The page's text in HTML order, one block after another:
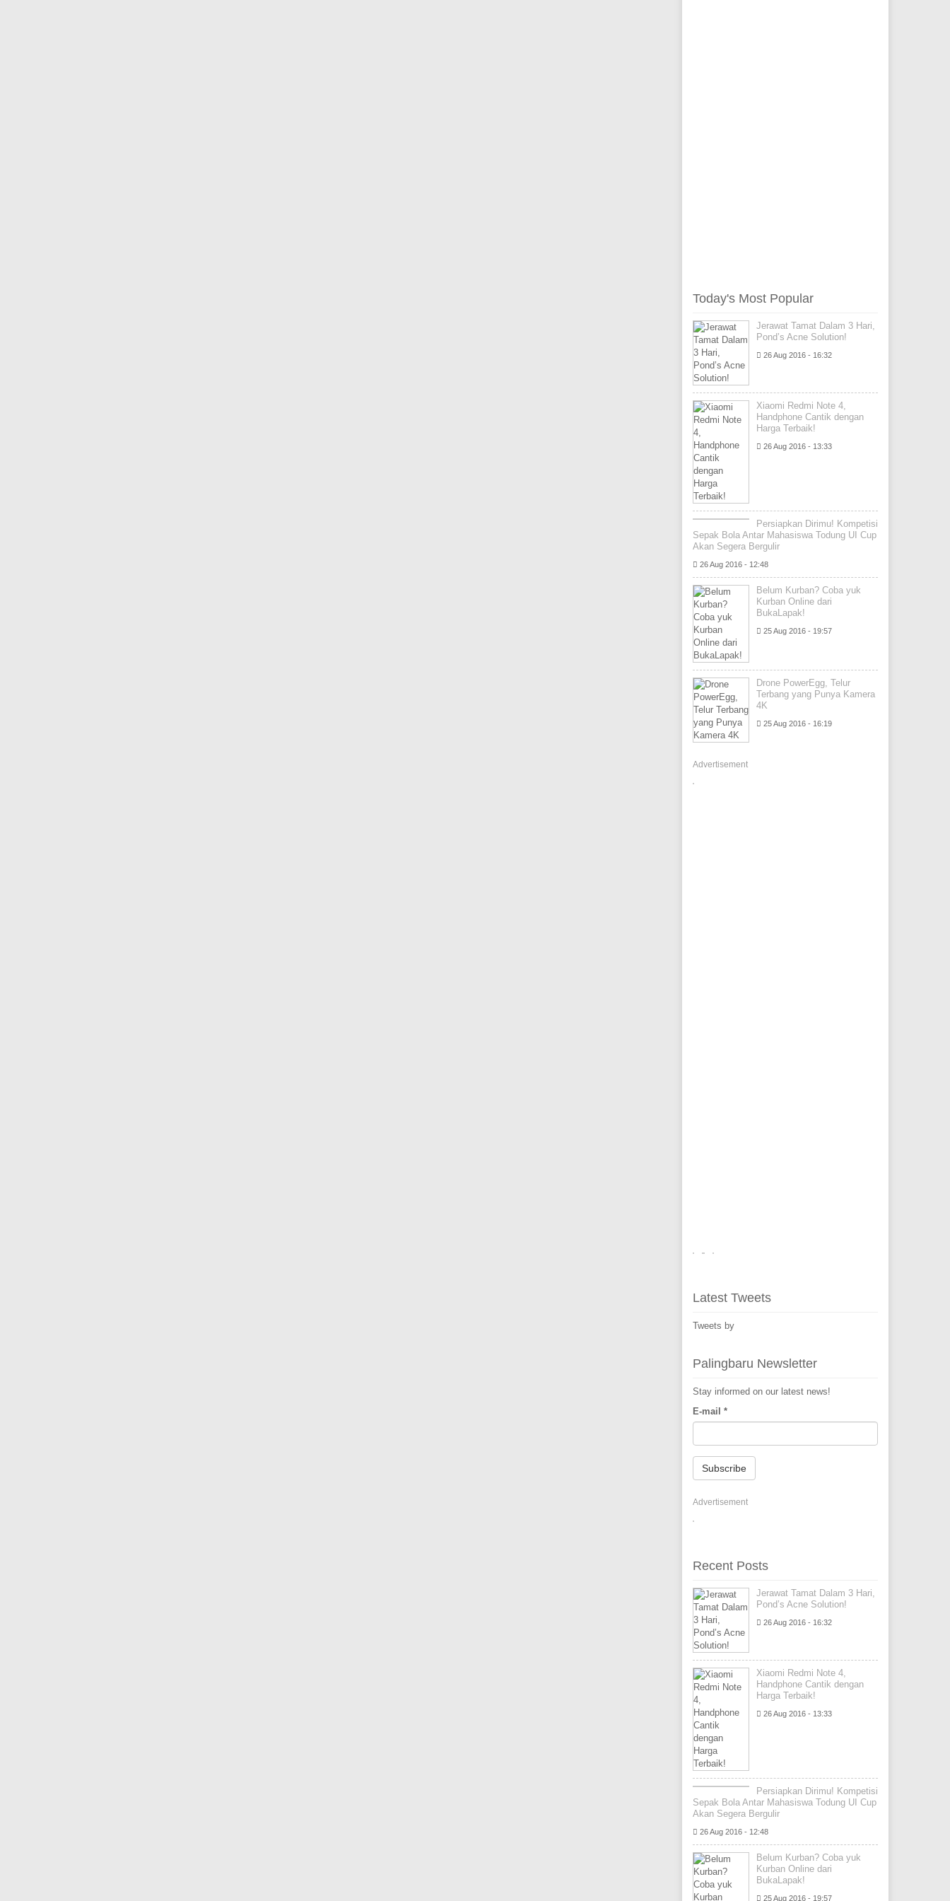
Today's Most Popular
Jerawat Tamat Dalam 3 Hari,
Pond’s Acne Solution!
26 Aug 2016 - 16:32
Xiaomi Redmi Note 4,
Handphone Cantik dengan
Harga Terbaik!
26 Aug 2016 - 13:33
Persiapkan Dirimu! Kompetisi
Sepak Bola Antar Mahasiswa Todung UI Cup
Akan Segera Bergulir
26 Aug 2016 - 12:48
Belum Kurban? Coba yuk
Kurban Online dari
BukaLapak!
25 Aug 2016 - 19:57
Drone PowerEgg, Telur
Terbang yang Punya Kamera
4K
25 Aug 2016 - 16:19
Advertisement
Latest Tweets
Tweets by
Palingbaru Newsletter
Stay informed on our latest news!
E-mail *
Subscribe
Advertisement
Recent Posts
Jerawat Tamat Dalam 3 Hari,
Pond’s Acne Solution!
26 Aug 2016 - 16:32
Xiaomi Redmi Note 4,
Handphone Cantik dengan
Harga Terbaik!
26 Aug 2016 - 13:33
Persiapkan Dirimu! Kompetisi
Sepak Bola Antar Mahasiswa Todung UI Cup
Akan Segera Bergulir
26 Aug 2016 - 12:48
Belum Kurban? Coba yuk
Kurban Online dari
BukaLapak!
25 Aug 2016 - 19:57